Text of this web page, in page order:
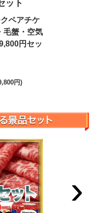
ット
ペアチケ
毛蟹・空気
円セッ
円)
›